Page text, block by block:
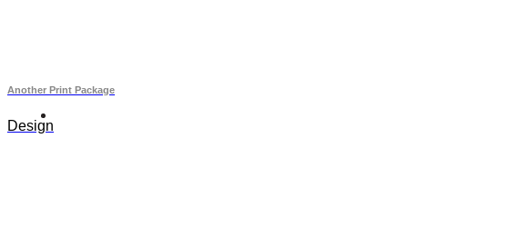
Another Print Package
Design